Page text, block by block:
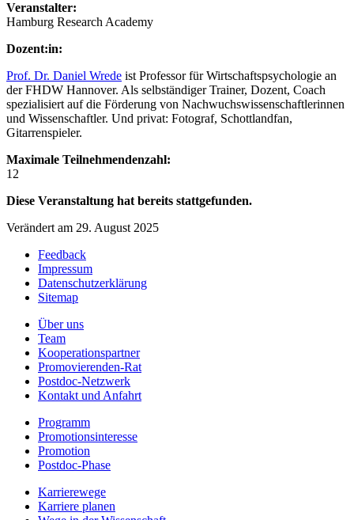
Veranstalter:
Hamburg Research Academy
Dozent:in:
Prof. Dr. Daniel Wrede ist Professor für Wirtschaftspsychologie an
der FHDW Hannover. Als selbständiger Trainer, Dozent, Coach
spezialisiert auf die Förderung von Nachwuchswissenschaftlerinnen
und Wissenschaftler. Und privat: Fotograf, Schottlandfan,
Gitarrenspieler.
Maximale Teilnehmendenzahl:
12
Diese Veranstaltung hat bereits stattgefunden.
Verändert am 29. August 2025
Feedback
Impressum
Datenschutzerklärung
Sitemap
Über uns
Team
Kooperationspartner
Promovierenden-Rat
Postdoc-Netzwerk
Kontakt und Anfahrt
Programm
Promotionsinteresse
Promotion
Postdoc-Phase
Karrierewege
Karriere planen